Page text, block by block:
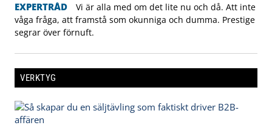
EXPERTRÅD
Vi är alla med om det lite nu och då. Att inte
våga fråga, att framstå som okunniga och dumma. Prestige
segrar över förnuft.
VERKTYG